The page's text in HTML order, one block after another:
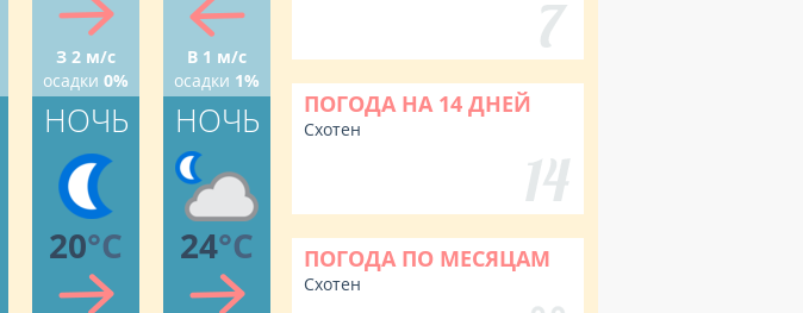
З 2 м/с
осадки 0%
НОЧЬ
20°C
В 1 м/с
осадки 1%
НОЧЬ
24°C
ПОГОДА НА 14 ДНЕЙ
Схотен
ПОГОДА ПО МЕСЯЦАМ
Схотен